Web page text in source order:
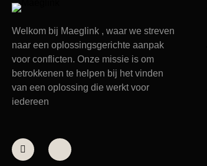
Welkom bij Maeglink , waar we streven
naar een oplossingsgerichte aanpak
voor conflicten. Onze missie is om
betrokkenen te helpen bij het vinden
van een oplossing die werkt voor
iedereen